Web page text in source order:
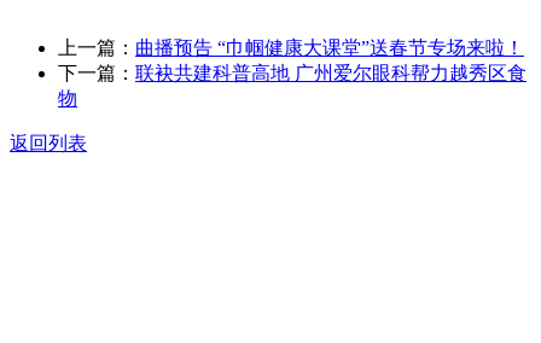
上一篇： 曲播预告 “巾帼健康大课堂”送春节专场来啦！
下一篇： 联袂共建科普高地 广州爱尔眼科帮力越秀区食
物
返回列表